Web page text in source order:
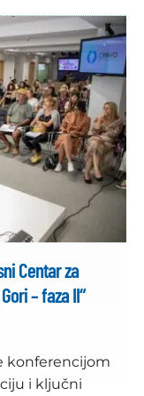
Centar za
– faza II“
konferencijom
i ključni